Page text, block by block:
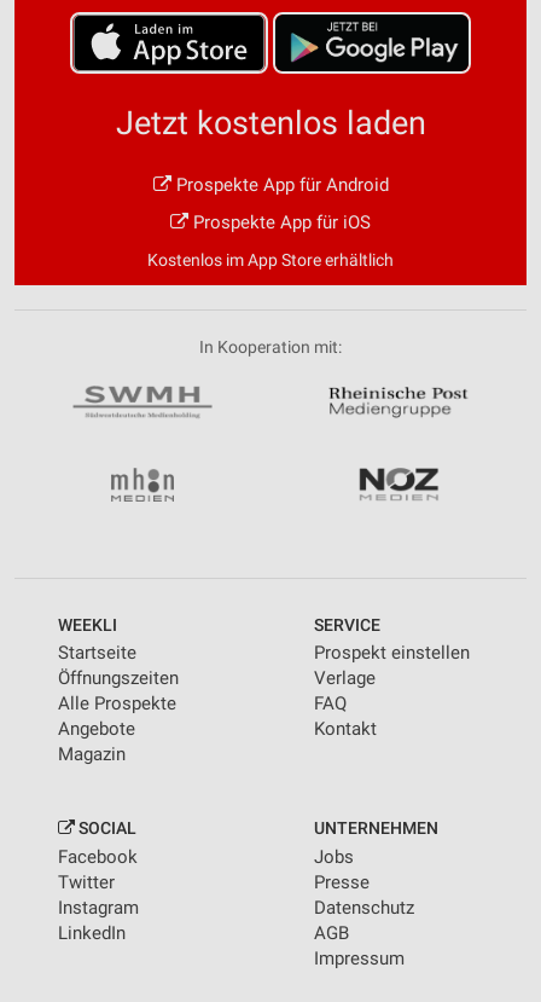
Jetzt kostenlos laden
Prospekte App für Android
Prospekte App für iOS
Kostenlos im App Store erhältlich
In Kooperation mit:
WEEKLI
Startseite
Öffnungszeiten
Alle Prospekte
Angebote
Magazin
SERVICE
Prospekt einstellen
Verlage
FAQ
Kontakt
SOCIAL
Facebook
Twitter
Instagram
LinkedIn
UNTERNEHMEN
Jobs
Presse
Datenschutz
AGB
Impressum